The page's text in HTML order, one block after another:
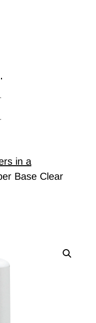
in a
Base Clear